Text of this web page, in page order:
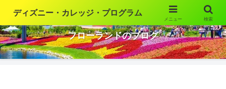
ウォルト・ディズニー・ワールドの魅力を語ります
フローランドのブログ
ディズニー・カレッジ・プログラム
メニュー 検索